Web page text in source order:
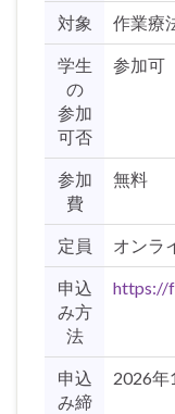
対象 作業療
学生
の
参加
可否
参加可
参加
費
無料
定員 オンラ
申込
み方
法
https://
申込
み締
2026年